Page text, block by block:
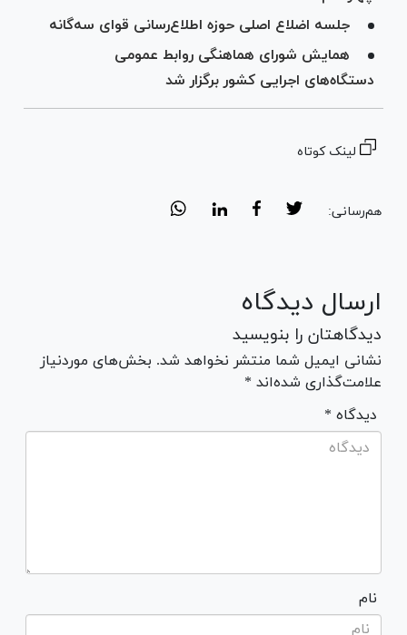
جلسه اضلاع اصلی حوزه اطلاع‌رسانی قوای سه‌گانه
همایش شورای هماهنگی روابط عمومی
دستگاه‌های اجرایی کشور برگزار شد
لینک کوتاه
هم‌رسانی:
ارسال دیدگاه
دیدگاهتان را بنویسید
نشانی ایمیل شما منتشر نخواهد شد. بخش‌های موردنیاز
علامت‌گذاری شده‌اند *
* دیدگاه
نام